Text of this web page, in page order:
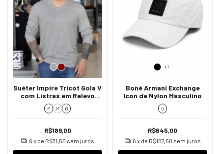
Suéter Impire Tricot Gola V
com Listras em Relevo
Masculino
P M G
R$189,00
6 x de R$31,50 sem juros
+1
Boné Armani Exchange
Icon de Nylon Masculino
U
R$645,00
6 x de R$107,50 sem juros